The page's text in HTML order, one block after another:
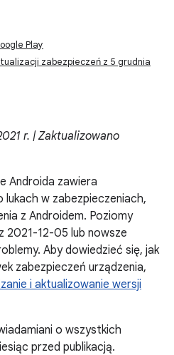
Play
zabezpieczeń z 5 grudnia
r. | Zaktualizowano
Androida zawiera
w zabezpieczeniach,
z Androidem. Poziomy
2021-12-05 lub nowsze
Aby dowiedzieć się, jak
zabezpieczeń urządzenia,
i aktualizowanie wersji
o wszystkich
przed publikacją.